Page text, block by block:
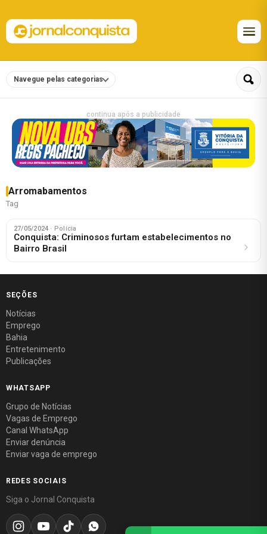
Navegue pelas categorias
continua após a publicidade
Arromabamentos
Tag
27/05/2024 · Polícia
Conquista: Criminosos furtam estabelecimentos no
Bairro Brasil
SEÇÕES
Notícias
Emprego
Bahia
Entretenimento
Publicações
WHATSAPP
Grupo de Notícias
Vagas de Emprego
Canal WhatsApp
Enviar denúncia
Enviar vaga de emprego
REDES SOCIAIS
Siga o Jornal Conquista